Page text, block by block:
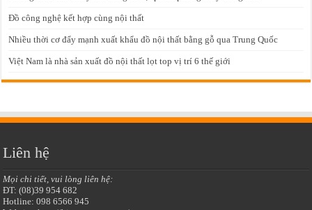
Đồ công nghệ kết hợp cùng nội thất
Nhiều thời cơ đẩy mạnh xuất khẩu đồ nội thất bằng gỗ qua Trung Quốc
Việt Nam là nhà sản xuất đồ nội thất lọt top vị trí 6 thế giới
Liên hệ
Mọi chi tiết, vui lòng liên hệ:
ĐT: (08)39 954 682
Hotline: 098 6566 945